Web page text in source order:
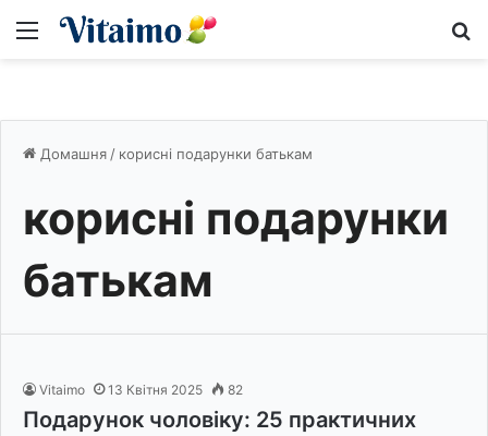
Меню
Домашня / корисні подарунки батькам
корисні подарунки
батькам
Vitaimo 13 Квітня 2025 82
Подарунок чоловіку: 25 практичних